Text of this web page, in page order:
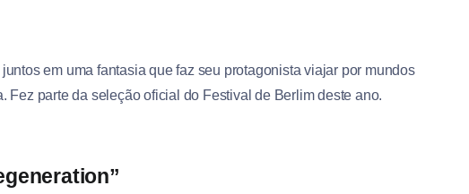
em uma fantasia que faz seu protagonista viajar por mundos
Fez parte da seleção oficial do Festival de Berlim deste ano.